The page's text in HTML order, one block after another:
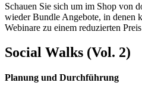
Schauen Sie sich um im Shop von
wieder Bundle Angebote, in denen
Webinare zu einem reduzierten
Social Walks (Vol. 2)
Planung und Durchführung